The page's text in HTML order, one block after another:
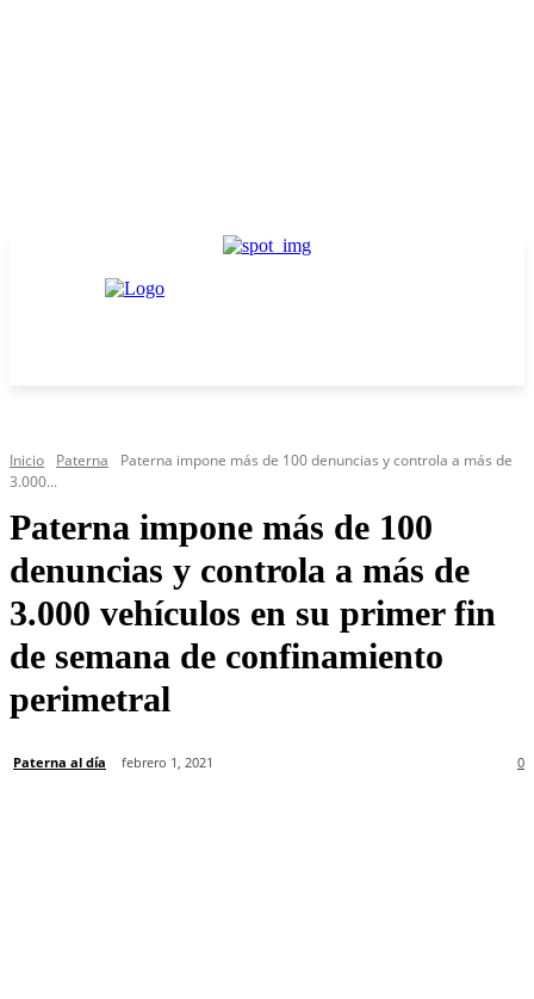
Inicio Paterna
Paterna impone más de 100 denuncias y controla a más de
3.000...
Paterna impone más de 100
denuncias y controla a más de
3.000 vehículos en su primer fin
de semana de confinamiento
perimetral
Paterna al día febrero 1, 2021 0